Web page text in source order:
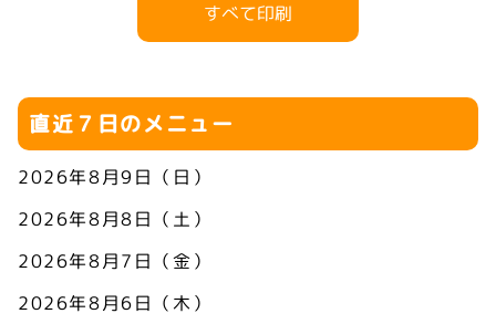
すべて印刷
直近７日のメニュー
2026年8月9日（日）
2026年8月8日（土）
2026年8月7日（金）
2026年8月6日（木）